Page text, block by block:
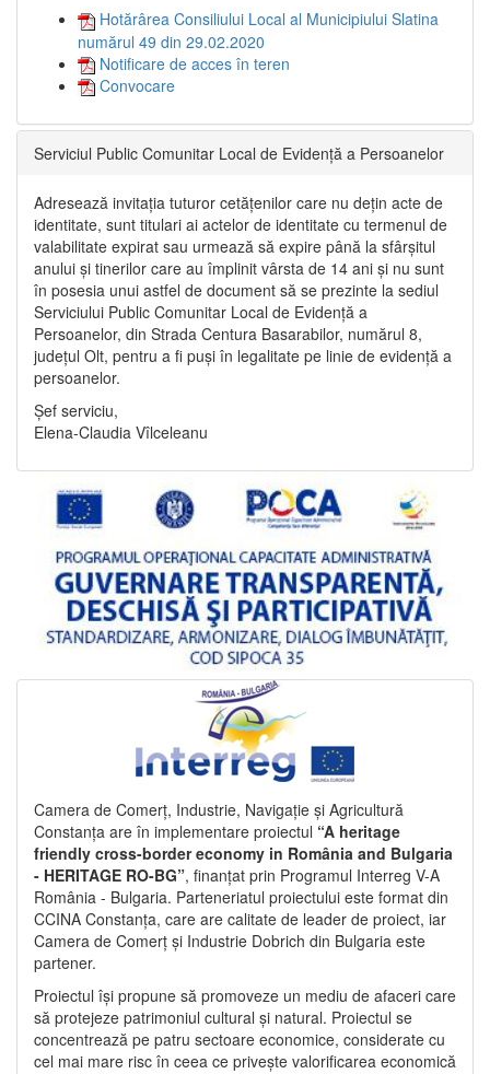
Hotărârea Consiliului Local al Municipiului Slatina
numărul 49 din 29.02.2020
Notificare de acces în teren
Convocare
Serviciul Public Comunitar Local de Evidență a Persoanelor
Adresează invitația tuturor cetățenilor care nu dețin acte de
identitate, sunt titulari ai actelor de identitate cu termenul de
valabilitate expirat sau urmează să expire până la sfârșitul
anului și tinerilor care au împlinit vârsta de 14 ani și nu sunt
în posesia unui astfel de document să se prezinte la sediul
Serviciului Public Comunitar Local de Evidență a
Persoanelor, din Strada Centura Basarabilor, numărul 8,
județul Olt, pentru a fi puși în legalitate pe linie de evidență a
persoanelor.
Șef serviciu,
Elena-Claudia Vîlceleanu
Camera de Comerț, Industrie, Navigație și Agricultură
Constanța are în implementare proiectul “A heritage
friendly cross-border economy in România and Bulgaria
- HERITAGE RO-BG”, finanțat prin Programul Interreg V-A
România - Bulgaria. Parteneriatul proiectului este format din
CCINA Constanța, care are calitate de leader de proiect, iar
Camera de Comerț și Industrie Dobrich din Bulgaria este
partener.
Proiectul își propune să promoveze un mediu de afaceri care
să protejeze patrimoniul cultural și natural. Proiectul se
concentrează pe patru sectoare economice, considerate cu
cel mai mare risc în ceea ce privește valorificarea economică